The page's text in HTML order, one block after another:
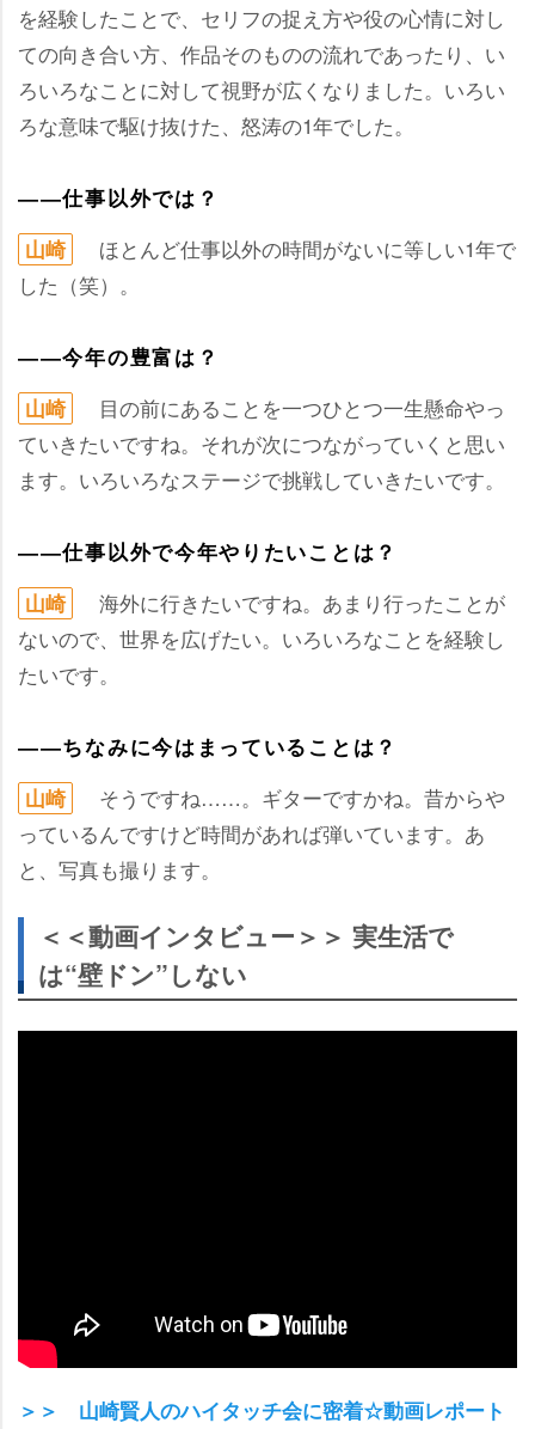
を経験したことで、セリフの捉え方や役の心情に対し
ての向き合い方、作品そのものの流れであったり、い
ろいろなことに対して視野が広くなりました。いろい
ろな意味で駆け抜けた、怒涛の1年でした。
――仕事以外では？
山崎
ほとんど仕事以外の時間がないに等しい1年で
した（笑）。
――今年の豊富は？
山崎
目の前にあることを一つひとつ一生懸命やっ
ていきたいですね。それが次につながっていくと思い
ます。いろいろなステージで挑戦していきたいです。
――仕事以外で今年やりたいことは？
山崎
海外に行きたいですね。あまり行ったことが
ないので、世界を広げたい。いろいろなことを経験し
たいです。
――ちなみに今はまっていることは？
山崎
そうですね……。ギターですかね。昔から
っているんですけど時間があれば弾いています。あ
と、写真も撮ります。
＜＜動画インタビュー＞＞ 実生活で
は“壁ドン”しない
＞＞ 山崎賢人のハイタッチ会に密着☆動画レポート